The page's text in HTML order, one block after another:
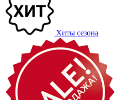
Хиты сезона